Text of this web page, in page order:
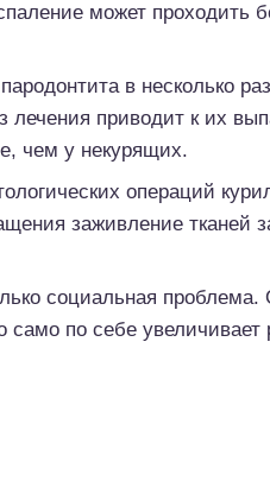
может проходить
в несколько
лечения приводит к их
чем у некурящих.
операций
заживление тканей
социальная проблема.
по себе увеличивает